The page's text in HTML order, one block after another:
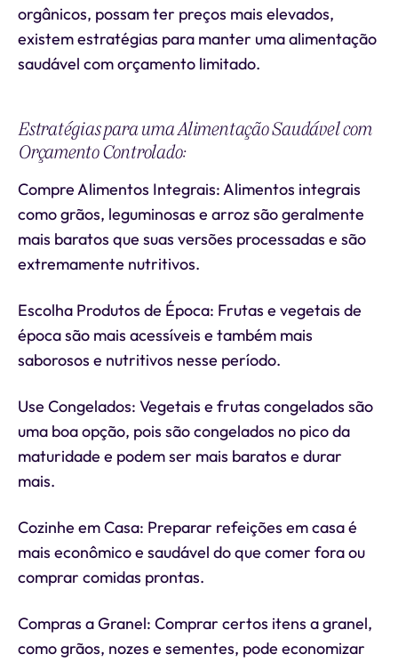
orgânicos, possam ter preços mais elevados,
existem estratégias para manter uma alimentação
saudável com orçamento limitado.
Estratégias para uma Alimentação Saudável com
Orçamento Controlado:
Compre Alimentos Integrais: Alimentos integrais
como grãos, leguminosas e arroz são geralmente
mais baratos que suas versões processadas e são
extremamente nutritivos.
Escolha Produtos de Época: Frutas e vegetais de
época são mais acessíveis e também mais
saborosos e nutritivos nesse período.
Use Congelados: Vegetais e frutas congelados são
uma boa opção, pois são congelados no pico da
maturidade e podem ser mais baratos e durar
mais.
Cozinhe em Casa: Preparar refeições em casa é
mais econômico e saudável do que comer fora ou
comprar comidas prontas.
Compras a Granel: Comprar certos itens a granel,
como grãos, nozes e sementes, pode economizar